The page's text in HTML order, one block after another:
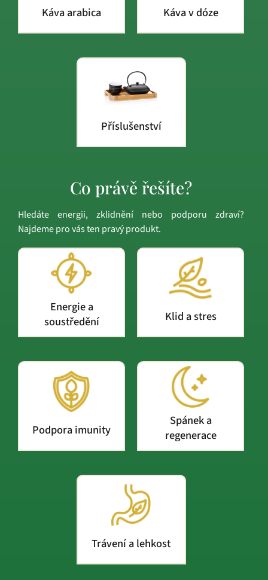
Káva arabica Káva v dóze
Příslušenství
Co právě řešíte?
Hledáte energii, zklidnění nebo podporu zdraví?
Najdeme pro vás ten pravý produkt.
Energie a
soustředění
Klid a stres
Podpora imunity
Spánek a
regenerace
Trávení a lehkost